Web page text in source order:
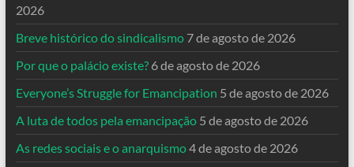
2026
Breve histórico do sindicalismo 7 de agosto de 2026
Por que o palácio existe? 6 de agosto de 2026
Everyone’s Struggle for Emancipation 5 de agosto de 2026
A luta de todos pela emancipação 5 de agosto de 2026
As redes sociais e o anarquismo4 de agosto de 2026